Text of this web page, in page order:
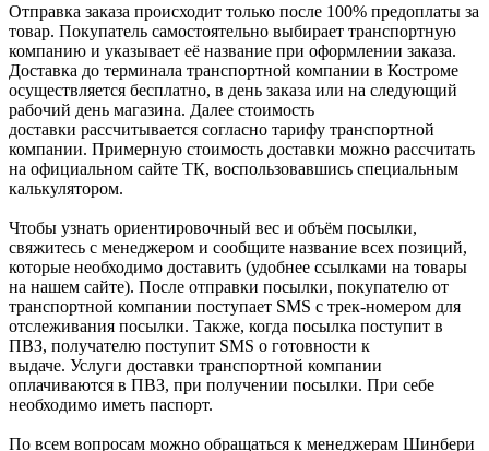
Отправка заказа происходит только после 100% предоплаты за
товар. Покупатель самостоятельно выбирает транспортную
компанию и указывает её название при оформлении заказа.
Доставка до терминала транспортной компании в Костроме
осуществляется бесплатно, в день заказа или на следующий
рабочий день магазина. Далее стоимость
доставки рассчитывается согласно тарифу транспортной
компании. Примерную стоимость доставки можно рассчитать
на официальном сайте ТК, воспользовавшись специальным
калькулятором.
Чтобы узнать ориентировочный вес и объём посылки,
свяжитесь с менеджером и сообщите название всех позиций,
которые необходимо доставить (удобнее ссылками на товары
на нашем сайте). После отправки посылки, покупателю от
транспортной компании поступает SMS с трек-номером для
отслеживания посылки. Также, когда посылка поступит в
ПВЗ, получателю поступит SMS о готовности к
выдаче. Услуги доставки транспортной компании
оплачиваются в ПВЗ, при получении посылки. При себе
необходимо иметь паспорт.
По всем вопросам можно обращаться к менеджерам Шинбери